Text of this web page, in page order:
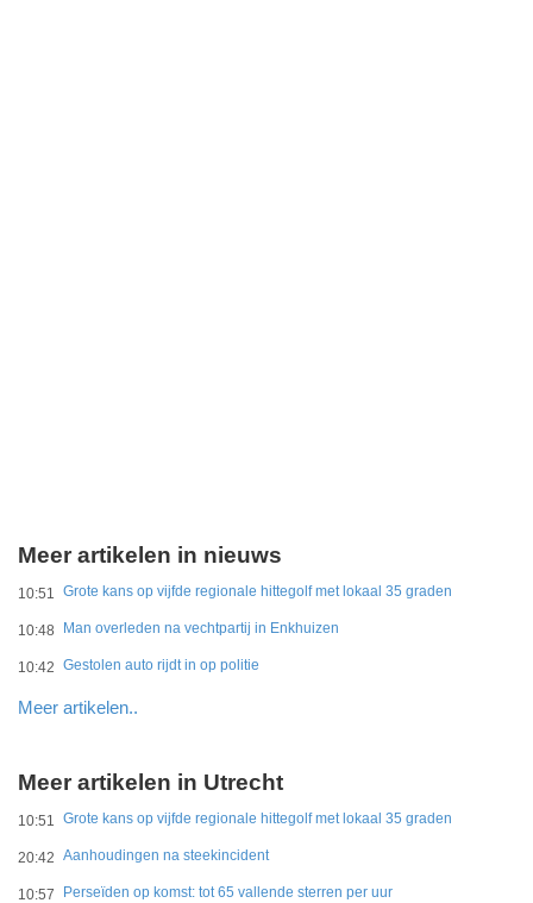
Meer artikelen in nieuws
10:51 Grote kans op vijfde regionale hittegolf met lokaal 35 graden
10:48 Man overleden na vechtpartij in Enkhuizen
10:42 Gestolen auto rijdt in op politie
Meer artikelen..
Meer artikelen in Utrecht
10:51 Grote kans op vijfde regionale hittegolf met lokaal 35 graden
20:42 Aanhoudingen na steekincident
10:57 Perseïden op komst: tot 65 vallende sterren per uur